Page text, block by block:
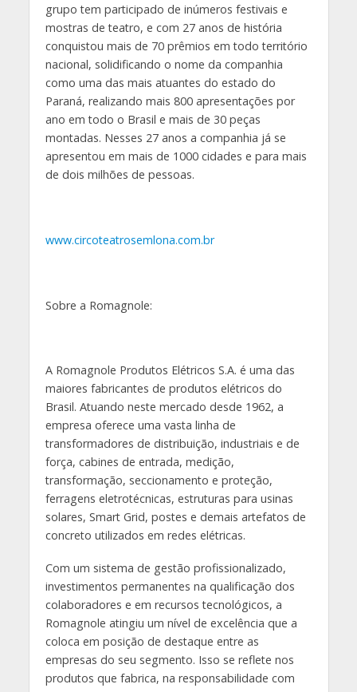
grupo tem participado de inúmeros festivais e
mostras de teatro, e com 27 anos de história
conquistou mais de 70 prêmios em todo território
nacional, solidificando o nome da companhia
como uma das mais atuantes do estado do
Paraná, realizando mais 800 apresentações por
ano em todo o Brasil e mais de 30 peças
montadas. Nesses 27 anos a companhia já se
apresentou em mais de 1000 cidades e para mais
de dois milhões de pessoas.
www.circoteatrosemlona.com.br
Sobre a Romagnole:
A Romagnole Produtos Elétricos S.A. é uma das
maiores fabricantes de produtos elétricos do
Brasil. Atuando neste mercado desde 1962, a
empresa oferece uma vasta linha de
transformadores de distribuição, industriais e de
força, cabines de entrada, medição,
transformação, seccionamento e proteção,
ferragens eletrotécnicas, estruturas para usinas
solares, Smart Grid, postes e demais artefatos de
concreto utilizados em redes elétricas.
Com um sistema de gestão profissionalizado,
investimentos permanentes na qualificação dos
colaboradores e em recursos tecnológicos, a
Romagnole atingiu um nível de excelência que a
coloca em posição de destaque entre as
empresas do seu segmento. Isso se reflete nos
produtos que fabrica, na responsabilidade com